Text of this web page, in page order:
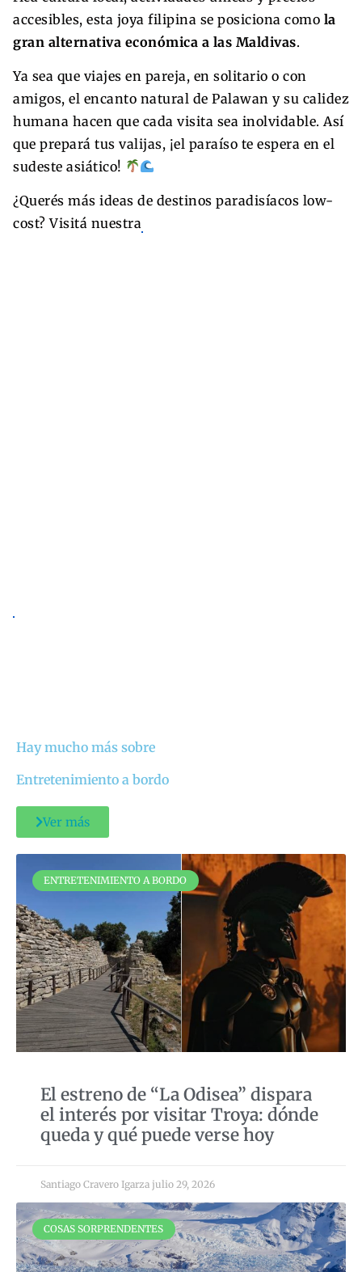
accesibles, esta joya filipina se posiciona como la
gran alternativa económica a las Maldivas.
Ya sea que viajes en pareja, en solitario o con
amigos, el encanto natural de Palawan y su calidez
humana hacen que cada visita sea inolvidable. Así
que prepará tus valijas, ¡el paraíso te espera en el
sudeste asiático!
¿Querés más ideas de destinos paradisíacos low-
cost? Visitá nuestra
Hay mucho más sobre
Entretenimiento a bordo
Ver más
ENTRETENIMIENTO A BORDO
El estreno de “La Odisea” dispara
el interés por visitar Troya: dónde
queda y qué puede verse hoy
Santiago Cravero Igarza julio 29, 2026
COSAS SORPRENDENTES